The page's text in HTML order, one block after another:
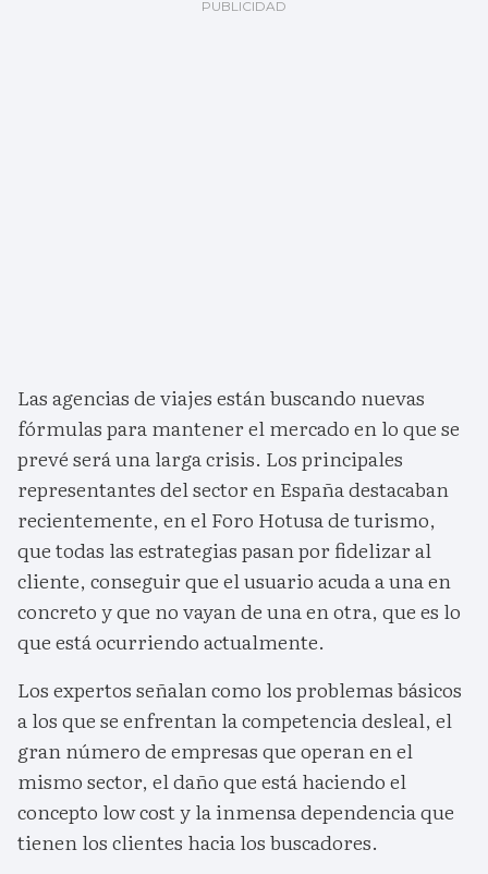
Las agencias de viajes están buscando nuevas
fórmulas para mantener el mercado en lo que se
prevé será una larga crisis. Los principales
representantes del sector en España destacaban
recientemente, en el Foro Hotusa de turismo,
que todas las estrategias pasan por fidelizar al
cliente, conseguir que el usuario acuda a una en
concreto y que no vayan de una en otra, que es lo
que está ocurriendo actualmente.
Los expertos señalan como los problemas básicos
a los que se enfrentan la competencia desleal, el
gran número de empresas que operan en el
mismo sector, el daño que está haciendo el
concepto low cost y la inmensa dependencia que
tienen los clientes hacia los buscadores.